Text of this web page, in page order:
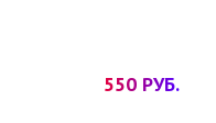
550 РУБ.